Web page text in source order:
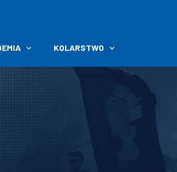
KOLARSTWO